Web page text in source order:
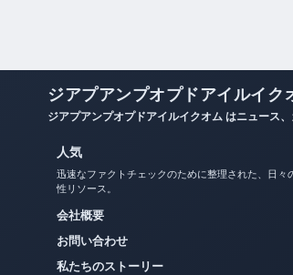
ジアプアンプオプドアイルイク
ジアプアンプオプドアイルイクオム はニュース
人気
性リソース。
会社概要
お問い合わせ